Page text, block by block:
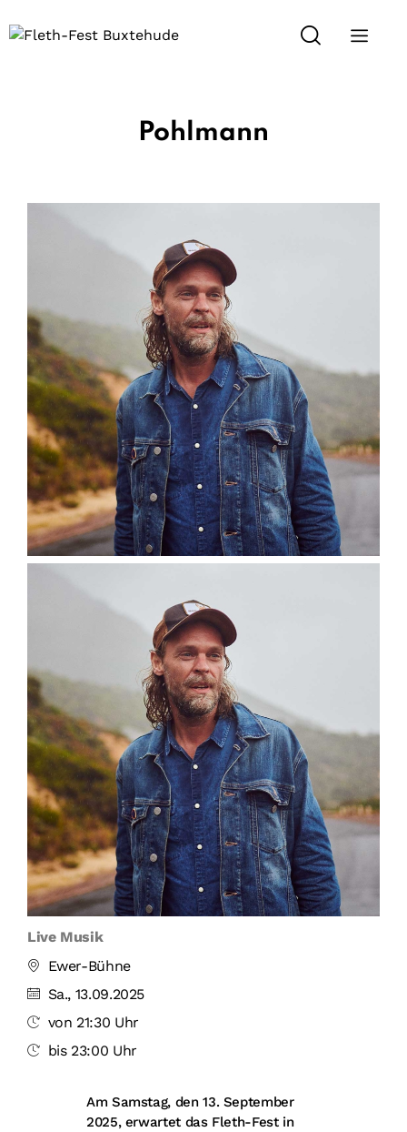
Pohlmann
Live Musik
Ewer-Bühne
Sa., 13.09.2025
von 21:30 Uhr
bis 23:00 Uhr
Am Samstag, den 13. September
2025, erwartet das Fleth-Fest in